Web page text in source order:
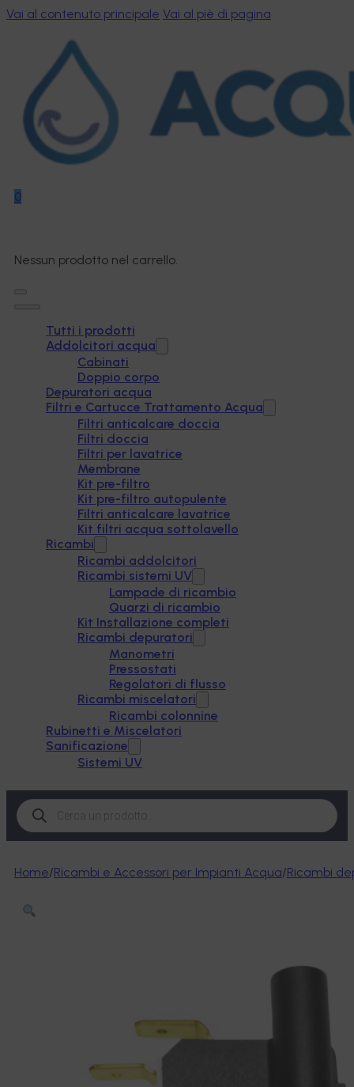
Vai al contenuto principale Vai al piè di pagina
0
Nessun prodotto nel carrello.
Tutti i prodotti
Addolcitori acqua
Cabinati
Doppio corpo
Depuratori acqua
Filtri e Cartucce Trattamento Acqua
Filtri anticalcare doccia
Filtri doccia
Filtri per lavatrice
Membrane
Kit pre-filtro
Kit pre-filtro autopulente
Filtri anticalcare lavatrice
Kit filtri acqua sottolavello
Ricambi
Ricambi addolcitori
Ricambi sistemi UV
Lampade di ricambio
Quarzi di ricambio
Kit Installazione completi
Ricambi depuratori
Manometri
Pressostati
Regolatori di flusso
Ricambi miscelatori
Ricambi colonnine
Rubinetti e Miscelatori
Sanificazione
Sistemi UV
Products
search
Home/Ricambi e Accessori per Impianti Acqua/Ricambi